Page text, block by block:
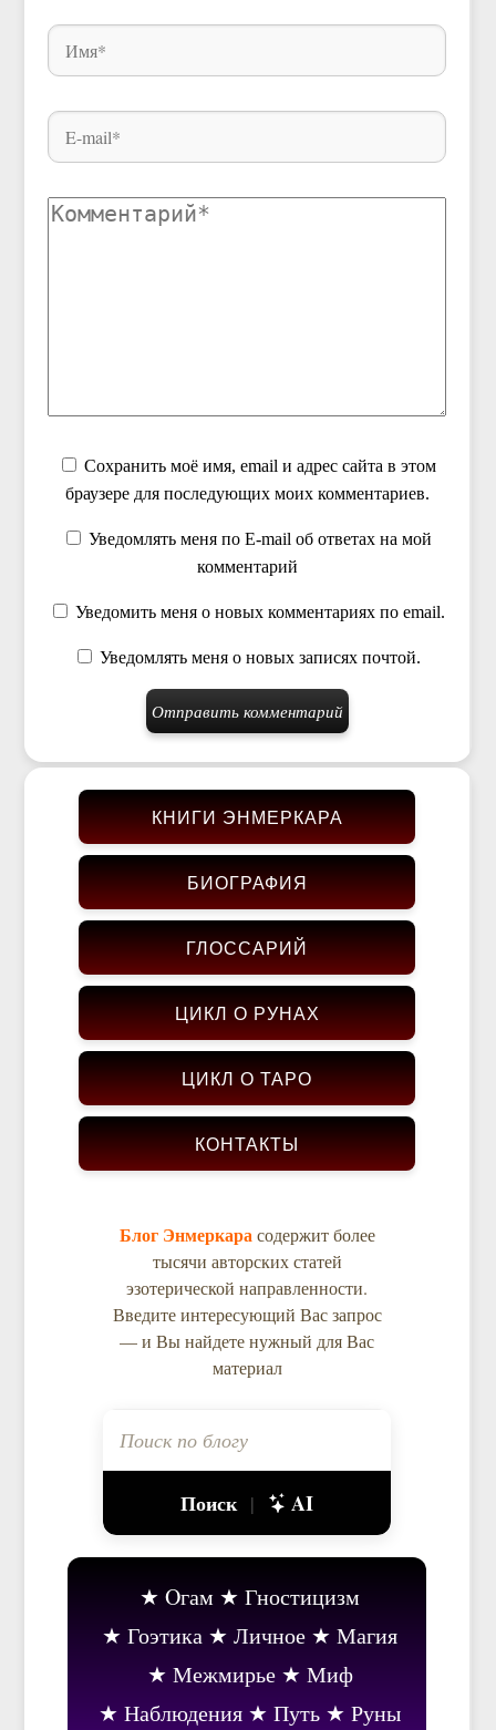
Сохранить моё имя, email и адрес сайта в этом
браузере для последующих моих комментариев.
Уведомлять меня по E-mail об ответах на мой
комментарий
Уведомить меня о новых комментариях по email.
Уведомлять меня о новых записях почтой.
КНИГИ ЭНМЕРКАРА
БИОГРАФИЯ
ГЛОССАРИЙ
ЦИКЛ О РУНАХ
ЦИКЛ О ТАРО
КОНТАКТЫ
Блог Энмеркара содержит более
тысячи авторских статей
эзотерической направленности.
Введите интересующий Вас запрос
— и Вы найдете нужный для Вас
материал
Поиск | AI
Oгам
Гностицизм
Гоэтика
Личное
Магия
Межмирье
Миф
Наблюдения
Путь
Руны